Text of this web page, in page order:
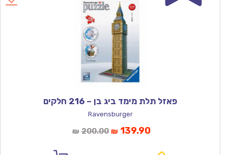
פאזל תלת מימד ביג בן – 216 חלקים
Ravensburger
₪ 200.00המחיר
₪ 139.90המחיר